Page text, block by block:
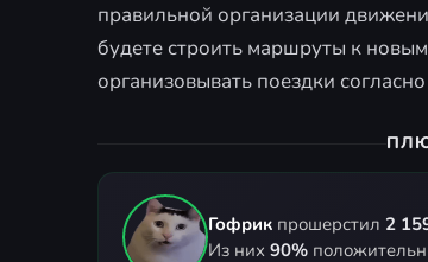
правильной организации
будете строить маршруты к
организовывать поездки
Гофрик прошерстил 2
Из них 90%